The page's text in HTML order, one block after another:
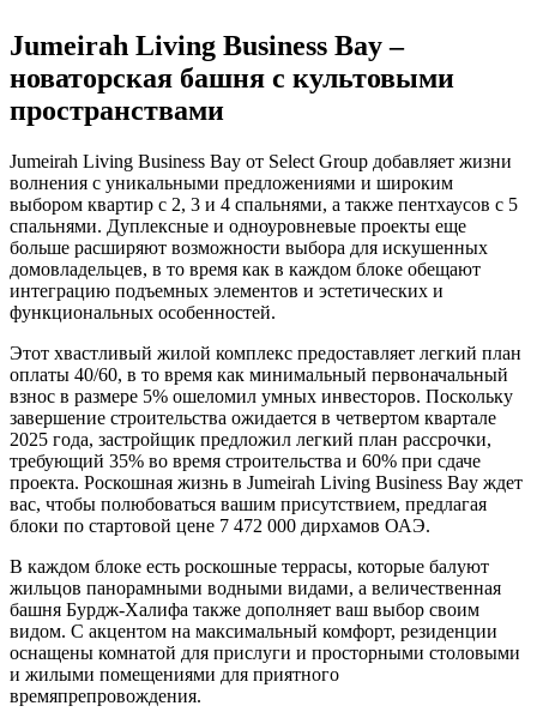
Jumeirah Living Business Bay –
новаторская башня с культовыми
пространствами
Jumeirah Living Business Bay от Select Group добавляет жизни
волнения с уникальными предложениями и широким
выбором квартир с 2, 3 и 4 спальнями, а также пентхаусов с 5
спальнями. Дуплексные и одноуровневые проекты еще
больше расширяют возможности выбора для искушенных
домовладельцев, в то время как в каждом блоке обещают
интеграцию подъемных элементов и эстетических и
функциональных особенностей.
Этот хвастливый жилой комплекс предоставляет легкий план
оплаты 40/60, в то время как минимальный первоначальный
взнос в размере 5% ошеломил умных инвесторов. Поскольку
завершение строительства ожидается в четвертом квартале
2025 года, застройщик предложил легкий план рассрочки,
требующий 35% во время строительства и 60% при сдаче
проекта. Роскошная жизнь в Jumeirah Living Business Bay ждет
вас, чтобы полюбоваться вашим присутствием, предлагая
блоки по стартовой цене 7 472 000 дирхамов ОАЭ.
В каждом блоке есть роскошные террасы, которые балуют
жильцов панорамными водными видами, а величественная
башня Бурдж-Халифа также дополняет ваш выбор своим
видом. С акцентом на максимальный комфорт, резиденции
оснащены комнатой для прислуги и просторными столовыми
и жилыми помещениями для приятного
времяпрепровождения.